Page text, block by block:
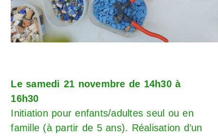
Le samedi 21 novembre de 14h30 à
16h30
Initiation pour enfants/adultes seul ou en
famille (à partir de 5 ans). Réalisation d’un